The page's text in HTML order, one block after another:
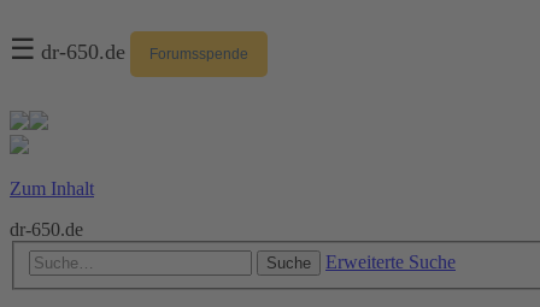
☰ dr-650.de Forumsspende
Zum Inhalt
dr-650.de
Suche Erweiterte Suche